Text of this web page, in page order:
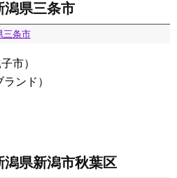
潟県三条市
三条市
市）
ンド）
潟県新潟市秋葉区